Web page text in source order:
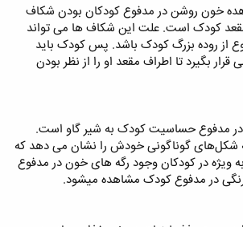
خون روشن در مدفوع کودکان بودن شکاف
کودک است. علت این شکاف ها می تواند
از روده بزرگ کودک باشد. پس کودک باید
بگیرد تا اطراف مقعد او را از نظر بودن
مدفوع حساسیت کودک به شیر گاو است.
شکل‌های گوناگونی خودش را نشان می دهد که
ویژه در کودکان وجود رگه های خون در مدفوع
در مدفوع کودک مشاهده میشود.